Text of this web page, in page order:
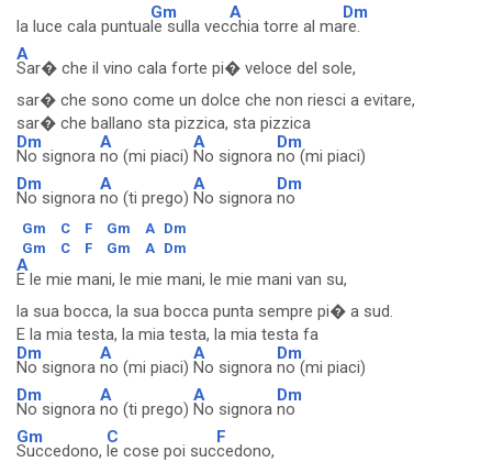
la luce cala puntua
Gm
le sulla vec
A
chia torre al ma
Dm
re.
A
Sar� che il vino cala forte pi� veloce del sole,
sar� che sono come un dolce che non riesci a evitare,
sar� che ballano sta pizzica, sta pizzica
Dm
No signora
A
no (mi piaci)
A
No signora
Dm
no (mi piaci)
Dm
No signora
A
no (ti prego)
A
No signora
Dm
no
Gm C F Gm A Dm
Gm
C F Gm A Dm
A
E le mie mani, le mie mani, le mie mani van su,
la sua bocca, la sua bocca punta sempre pi� a sud.
E la mia testa, la mia testa, la mia testa fa
Dm
No signora
A
no (mi piaci)
A
No signora
Dm
no (mi piaci)
Dm
No signora
A
no (ti prego)
A
No signora
Dm
no
Gm
Succedono,
C
le cose poi suc
F
cedono,